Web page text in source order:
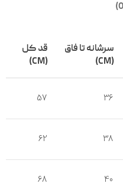
سرشانه تا فاق
(CM)
قد کل
(CM)
36
57
38
62
40
68